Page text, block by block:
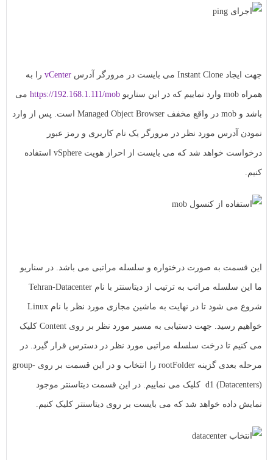
جهت ایجاد Instant Clone می بایست در مرورگر آدرس vCenterرا به
همراه mob وارد نماییم که در این سناریو https://192.168.1.111/mobمی
باشد و mob در واقع مخفف Managed Object Browser است. پس از وارد
نمودن آدرس مورد نظر در مرورگر یک نام کاربری و رمز عبور
درخواست خواهد شد که می بایست از احراز هویت vSphere استفاده
کنیم.
این قسمت به صورت درختواره و سلسله مراتبی می باشد. در سناریو
ما این سلسله مراتب به ترتیب از دیتاسنتر با نام Tehran-Datacenter
شروع می شود تا در نهایت به ماشین مجازی مورد نظر با نام Linux
خواهیم رسید. جهت دستیابی به مسیر مورد نظر بر روی Content کلیک
می کنیم تا درخت سلسله مراتبی مورد نظر در دسترس قرار گیرد. در
مرحله بعدی گزینه rootFolder را انتخاب و در این قسمت بر روی group-
d1 (Datacenters) کلیک می نماییم. در این قسمت دیتاسنتر موجود
نمایش داده خواهد شد که می بایست بر روی دیتاسنتر کلیک کنیم.